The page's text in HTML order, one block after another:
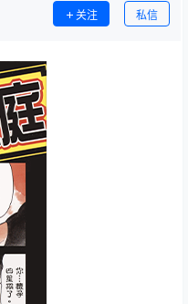
关注 私信